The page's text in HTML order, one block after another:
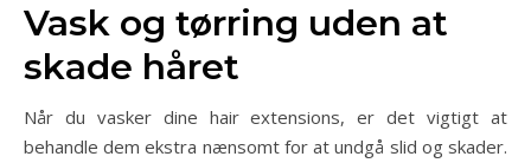
Vask og tørring uden at
skade håret
Når du vasker dine hair extensions, er det vigtigt at
behandle dem ekstra nænsomt for at undgå slid og skader.